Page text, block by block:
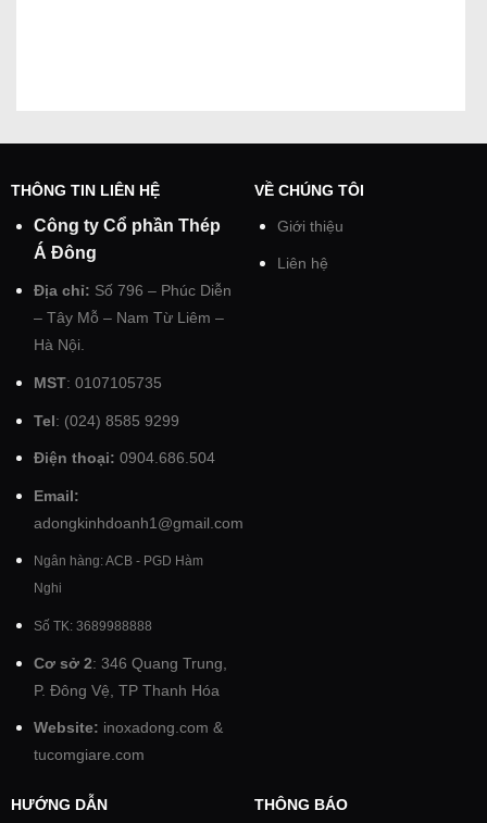
THÔNG TIN LIÊN HỆ
Công ty Cổ phần Thép
Á Đông
Địa chỉ: Số 796 – Phúc Diễn
– Tây Mỗ – Nam Từ Liêm –
Hà Nội.
MST: 0107105735
Tel: (024) 8585 9299
Điện thoại: 0904.686.504
Email:
adongkinhdoanh1@gmail.com
Ngân hàng: ACB - PGD Hàm
Nghi
Số TK: 3689988888
Cơ sở 2: 346 Quang Trung,
P. Đông Vệ, TP Thanh Hóa
Website: inoxadong.com &
tucomgiare.com
VỀ CHÚNG TÔI
Giới thiệu
Liên hệ
HƯỚNG DẪN THÔNG BÁO